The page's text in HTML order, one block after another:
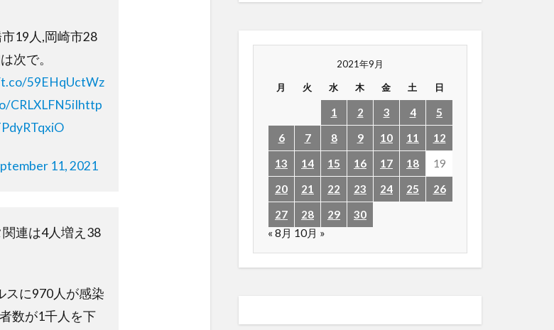
19人,岡崎市28
次で。
59EHqUctWz
CRLXLFN5iIhttp
11, 2021
連は4人増え38
スに970人が感染
数が1千人を下
2021年9月
月 火 水 木 金 土 日
1 2 3 4
5
6
7 8 9 10 11
12
13
14 15 16 17 18
19
20
21 22 23 24 25
26
27
28 29
30
« 8月 10月 »